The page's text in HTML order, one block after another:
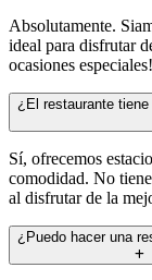
Absolutamente.
ideal para disfrutar
ocasiones especiales!
¿El restaurante
Sí, ofrecemos
comodidad. No
al disfrutar de la
¿Puedo hacer una